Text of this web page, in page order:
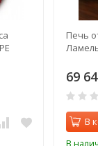
Печь
69
В
В